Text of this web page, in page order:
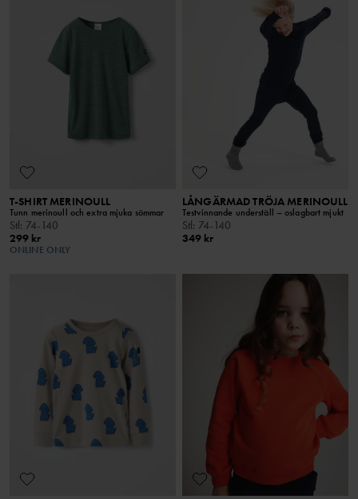
T-SHIRT MERINOULL
Tunn merinoull och extra mjuka sömmar
Stl: 74-140
299 kr
ONLINE ONLY
LÅNGÄRMAD TRÖJA MERINOULL
Testvinnande underställ – oslagbart mjukt
Stl: 74-140
349 kr